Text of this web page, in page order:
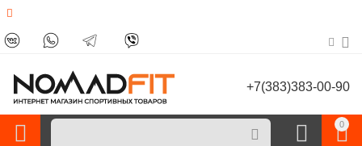
+7(383)383-00-90
0